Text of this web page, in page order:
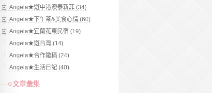
Angela★遊中港澳泰新菲 (34)
Angela★下午茶&美食心情 (60)
Angela★宜蘭花東民宿 (19)
Angela★遊台灣 (14)
Angela★合作邀稿 (24)
Angela★生活日記 (40)
文章彙集